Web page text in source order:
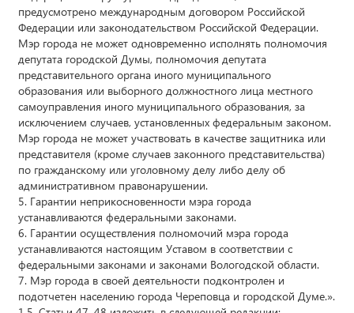
предусмотрено международным договором Российской
Федерации или законодательством Российской Федерации.
Мэр города не может одновременно исполнять полномочия
депутата городской Думы, полномочия депутата
представительного органа иного муниципального
образования или выборного должностного лица местного
самоуправления иного муниципального образования, за
исключением случаев, установленных федеральным законом.
Мэр города не может участвовать в качестве защитника или
представителя (кроме случаев законного представительства)
по гражданскому или уголовному делу либо делу об
административном правонарушении.
5. Гарантии неприкосновенности мэра города
устанавливаются федеральными законами.
6. Гарантии осуществления полномочий мэра города
устанавливаются настоящим Уставом в соответствии с
федеральными законами и законами Вологодской области.
7. Мэр города в своей деятельности подконтролен и
подотчетен населению города Череповца и городской Думе.».